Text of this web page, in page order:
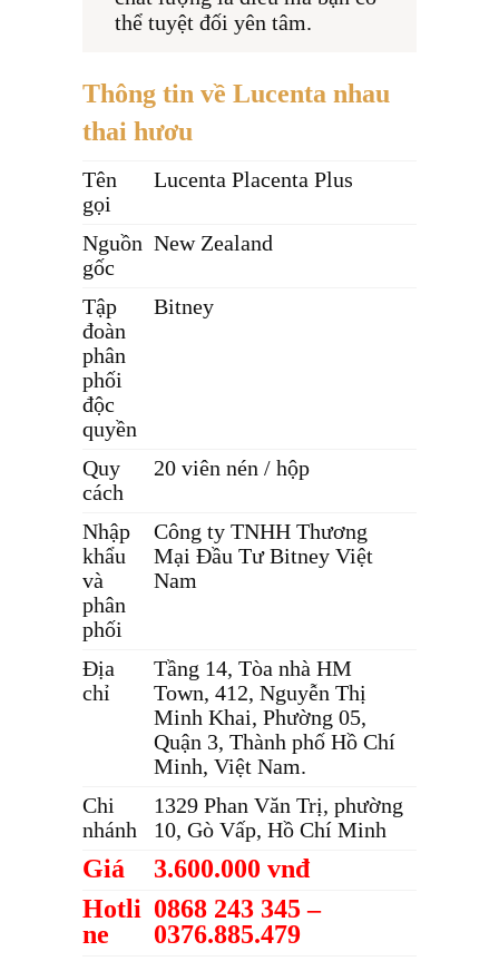
thể tuyệt đối yên tâm.
Thông tin về Lucenta nhau
thai hươu
Tên
gọi
Lucenta Placenta Plus
Nguồn
gốc
New Zealand
Tập
đoàn
phân
phối
độc
quyền
Bitney
Quy
cách
20 viên nén / hộp
Nhập
khẩu
và
phân
phối
Công ty TNHH Thương
Mại Đầu Tư Bitney Việt
Nam
Địa
chỉ
Tầng 14, Tòa nhà HM
Town, 412, Nguyễn Thị
Minh Khai, Phường 05,
Quận 3, Thành phố Hồ Chí
Minh, Việt Nam.
Chi
nhánh
1329 Phan Văn Trị, phường
10, Gò Vấp, Hồ Chí Minh
Giá
3.600.000 vnđ
Hotli
ne
0868 243 345 –
0376.885.479